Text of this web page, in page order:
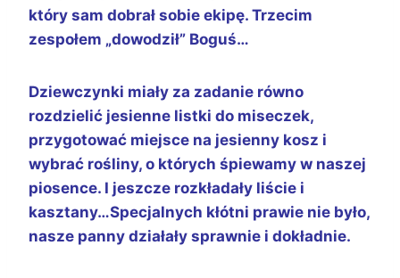
który sam dobrał sobie ekipę. Trzecim
zespołem „dowodził” Boguś…
Dziewczynki miały za zadanie równo
rozdzielić jesienne listki do miseczek,
przygotować miejsce na jesienny kosz i
wybrać rośliny, o których śpiewamy w naszej
piosence. I jeszcze rozkładały liście i
kasztany…Specjalnych kłótni prawie nie było,
nasze panny działały sprawnie i dokładnie.